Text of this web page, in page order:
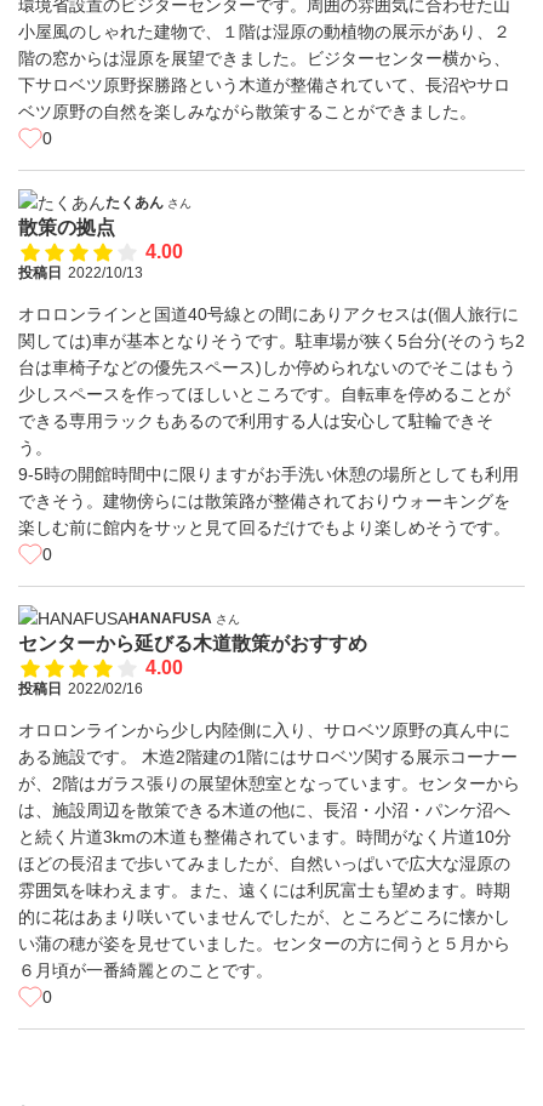
環境省設置のビジターセンターです。周囲の雰囲気に合わせた山
小屋風のしゃれた建物で、１階は湿原の動植物の展示があり、２
階の窓からは湿原を展望できました。ビジターセンター横から、
下サロベツ原野探勝路という木道が整備されていて、長沼やサロ
ベツ原野の自然を楽しみながら散策することができました。
0
たくあん さん
散策の拠点
4.00
投稿日 2022/10/13
オロロンラインと国道40号線との間にありアクセスは(個人旅行に
関しては)車が基本となりそうです。駐車場が狭く5台分(そのうち2
台は車椅子などの優先スペース)しか停められないのでそこはもう
少しスペースを作ってほしいところです。自転車を停めることが
できる専用ラックもあるので利用する人は安心して駐輪できそ
う。
9-5時の開館時間中に限りますがお手洗い休憩の場所としても利用
できそう。建物傍らには散策路が整備されておりウォーキングを
楽しむ前に館内をサッと見て回るだけでもより楽しめそうです。
0
HANAFUSA さん
センターから延びる木道散策がおすすめ
4.00
投稿日 2022/02/16
オロロンラインから少し内陸側に入り、サロベツ原野の真ん中に
ある施設です。 木造2階建の1階にはサロベツ関する展示コーナー
が、2階はガラス張りの展望休憩室となっています。センターから
は、施設周辺を散策できる木道の他に、長沼・小沼・パンケ沼へ
と続く片道3kmの木道も整備されています。時間がなく片道10分
ほどの長沼まで歩いてみましたが、自然いっぱいで広大な湿原の
雰囲気を味わえます。また、遠くには利尻富士も望めます。時期
的に花はあまり咲いていませんでしたが、ところどころに懐かし
い蒲の穂が姿を見せていました。センターの方に伺うと５月から
６月頃が一番綺麗とのことです。
0